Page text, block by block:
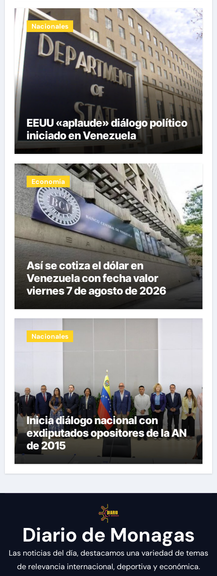
Nacionales
EEUU «aplaude» diálogo político
iniciado en Venezuela
Economía
Así se cotiza el dólar en
Venezuela con fecha valor
viernes 7 de agosto de 2026
Nacionales
Inicia diálogo nacional con
exdiputados opositores de la AN
de 2015
Diario de Monagas
Las noticias del día, destacamos una variedad de temas
de relevancia internacional, deportiva y económica.